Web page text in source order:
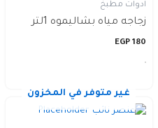
ادوات مطبخ
زجاجه مياه بشاليموه 1لتر
180
EGP
غير متوفر في المخزون